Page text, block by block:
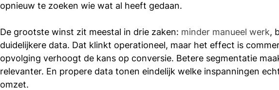
opnieuw te zoeken wie wat al heeft gedaan.
De grootste winst zit meestal in drie zaken: minder manueel werk,
duidelijkere data. Dat klinkt operationeel, maar het effect is
opvolging verhoogt de kans op conversie. Betere segmentatie
relevanter. En propere data tonen eindelijk welke inspanningen
omzet.